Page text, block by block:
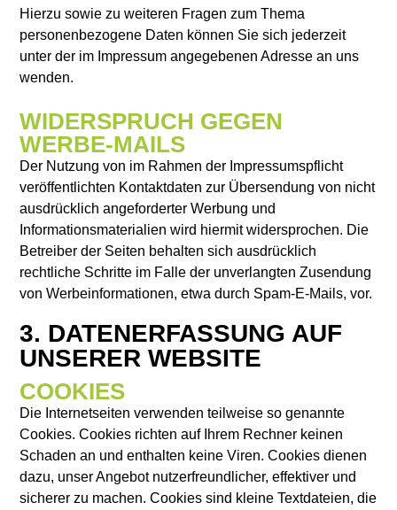
Hierzu sowie zu weiteren Fragen zum Thema
personenbezogene Daten können Sie sich jederzeit
unter der im Impressum angegebenen Adresse an uns
wenden.
WIDERSPRUCH GEGEN
WERBE-MAILS
Der Nutzung von im Rahmen der Impressumspflicht
veröffentlichten Kontaktdaten zur Übersendung von nicht
ausdrücklich angeforderter Werbung und
Informationsmaterialien wird hiermit widersprochen. Die
Betreiber der Seiten behalten sich ausdrücklich
rechtliche Schritte im Falle der unverlangten Zusendung
von Werbeinformationen, etwa durch Spam-E-Mails, vor.
3. DATENERFASSUNG AUF
UNSERER WEBSITE
COOKIES
Die Internetseiten verwenden teilweise so genannte
Cookies. Cookies richten auf Ihrem Rechner keinen
Schaden an und enthalten keine Viren. Cookies dienen
dazu, unser Angebot nutzerfreundlicher, effektiver und
sicherer zu machen. Cookies sind kleine Textdateien, die